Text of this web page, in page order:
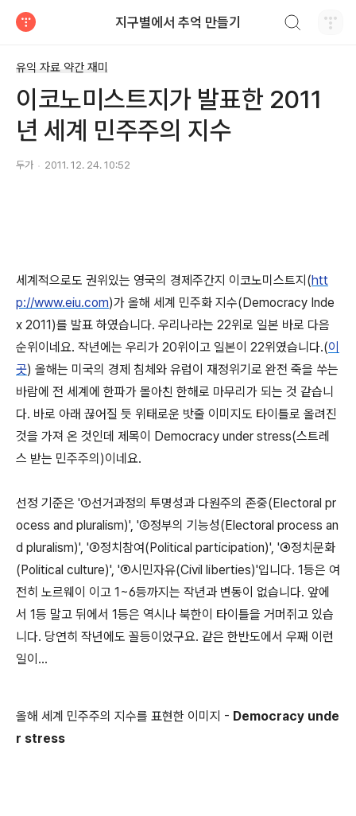
지구별에서 추억 만들기
유익 자료 약간 재미
이코노미스트지가 발표한 2011
년 세계 민주주의 지수
두가 2011. 12. 24. 10:52
세계적으로도 권위있는 영국의 경제주간지 이코노미스트지(htt
p://www.eiu.com)가 올해 세계 민주화 지수(Democracy Inde
x 2011)를 발표 하였습니다. 우리나라는 22위로 일본 바로 다음
순위이네요. 작년에는 우리가 20위이고 일본이 22위였습니다.(이
곳) 올해는 미국의 경제 침체와 유럽이 재정위기로 완전 죽을 쑤는
바람에 전 세계에 한파가 몰아친 한해로 마무리가 되는 것 같습니
다. 바로 아래 끊어질 듯 위태로운 밧줄 이미지도 타이틀로 올려진
것을 가져 온 것인데 제목이 Democracy under stress(스트레
스 받는 민주주의)이네요.
선정 기준은 '①선거과정의 투명성과 다원주의 존중(Electoral pr
ocess and pluralism)', '②정부의 기능성(Electoral process an
d pluralism)', '③정치참여(Political participation)', '④정치문화
(Political culture)', '⑤시민자유(Civil liberties)'입니다. 1등은 여
전히 노르웨이 이고 1~6등까지는 작년과 변동이 없습니다. 앞에
서 1등 말고 뒤에서 1등은 역시나 북한이 타이틀을 거머쥐고 있습
니다. 당연히 작년에도 꼴등이었구요. 같은 한반도에서 우째 이런
일이...
올해 세계 민주주의 지수를 표현한 이미지 - Democracy unde
r stress